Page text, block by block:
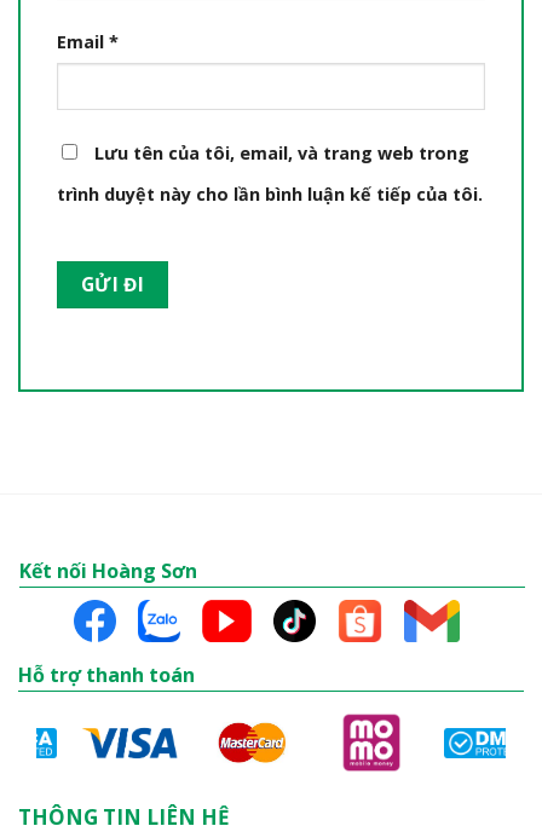
Email *
Lưu tên của tôi, email, và trang web trong
trình duyệt này cho lần bình luận kế tiếp của tôi.
Kết nối Hoàng Sơn
Hỗ trợ thanh toán
THÔNG TIN LIÊN HỆ